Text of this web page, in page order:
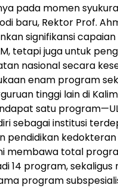
pada momen
baru, Rektor Prof.
signifikansi capaian
tetapi juga untuk
nasional secara
enam program
tinggi lain di
satu
sebagai institusi
pendidikan kedokteran
membawa total
14 program, sekaligus
program